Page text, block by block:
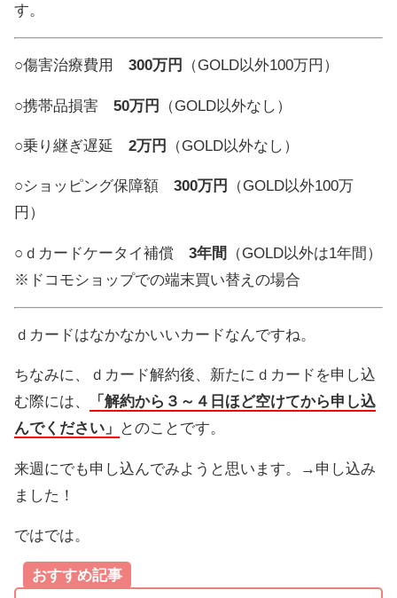
す。
○傷害治療費用 300万円 （GOLD以外100万円）
○携帯品損害 50万円 （GOLD以外なし）
○乗り継ぎ遅延 2万円 （GOLD以外なし）
○ショッピング保障額 300万円
（GOLD以外100万
円）
○ｄカードケータイ補償 3年間
（GOLD以外は1年間）
※ドコモショップでの端末買い替えの場合
ｄカードはなかなかいいカードなんですね。
ちなみに、ｄカード解約後、新たにｄカードを申し込
む際には、
「解約から３～４日ほど空けてから申し込
んでください」
とのことです。
来週にでも申し込んでみようと思います。→申し込み
ました！
ではでは。
おすすめ記事